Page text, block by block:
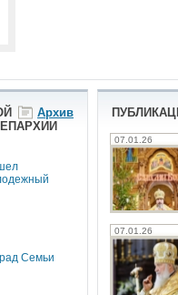
Архив
Семьи
07.01.26
07.01.26